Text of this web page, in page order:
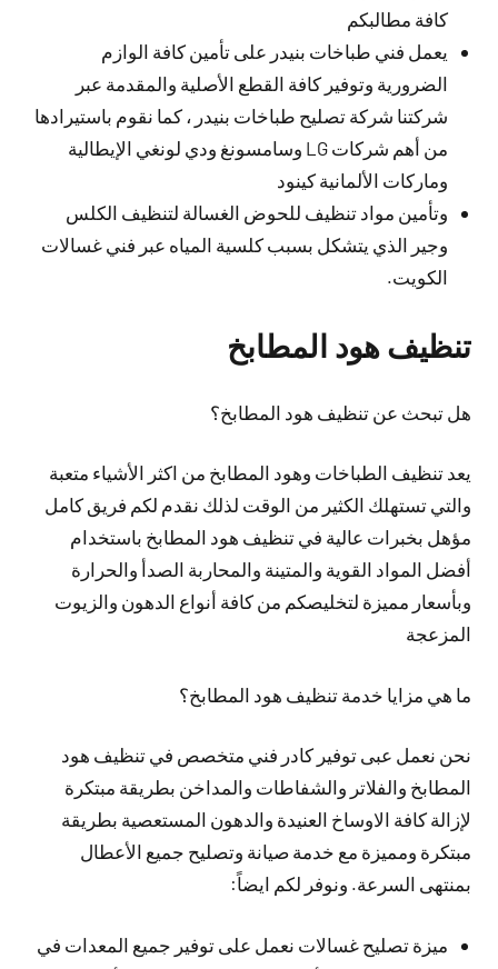
كافة مطالبكم
يعمل فني طباخات بنيدر على تأمين كافة الوازم
الضرورية وتوفير كافة القطع الأصلية والمقدمة عبر
شركتنا شركة تصليح طباخات بنيدر ، كما نقوم باستيرادها
من أهم شركات LG وسامسونغ ودي لونغي الإيطالية
وماركات الألمانية كينود
وتأمين مواد تنظيف للحوض الغسالة لتنظيف الكلس
وجير الذي يتشكل بسبب كلسية المياه عبر فني غسالات
الكويت.
تنظيف هود المطابخ
هل تبحث عن تنظيف هود المطابخ؟
يعد تنظيف الطباخات وهود المطابخ من اكثر الأشياء متعبة
والتي تستهلك الكثير من الوقت لذلك نقدم لكم فريق كامل
مؤهل بخبرات عالية في تنظيف هود المطابخ باستخدام
أفضل المواد القوية والمتينة والمحاربة الصدأ والحرارة
وبأسعار مميزة لتخليصكم من كافة أنواع الدهون والزيوت
المزعجة
ما هي مزايا خدمة تنظيف هود المطابخ؟
نحن نعمل عبى توفير كادر فني متخصص في تنظيف هود
المطابخ والفلاتر والشفاطات والمداخن بطريقة مبتكرة
لإزالة كافة الاوساخ العنيدة والدهون المستعصية بطريقة
مبتكرة ومميزة مع خدمة صيانة وتصليح جميع الأعطال
بمنتهى السرعة. ونوفر لكم ايضاً:
ميزة تصليح غسالات نعمل على توفير جميع المعدات في